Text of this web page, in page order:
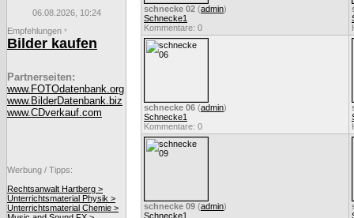
06.08.2026, 10:24
Empfehlungen *
Bilder kaufen
Partnerseiten:
www.FOTOdatenbank.org
www.BilderDatenbank.biz
www.CDverkauf.com
Werbung / Tipps:
Rechtsanwalt Hartberg >
Unterrichtsmaterial Physik >
Unterrichtsmaterial Chemie >
schnecke 02 (admin)
Schnecke1
Kommentare: 0
schnecke 06 (admin)
Schnecke1
Kommentare: 0
schnecke 09 (admin)
Schnecke1